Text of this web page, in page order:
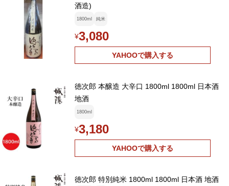
酒造)
1800ml 純米
¥3,080
YAHOOで購入する
徳次郎 本醸造 大辛口 1800ml 1800ml 日本酒
地酒
1800ml
¥3,180
YAHOOで購入する
徳次郎 特別純米 1800ml 1800ml 日本酒 地酒